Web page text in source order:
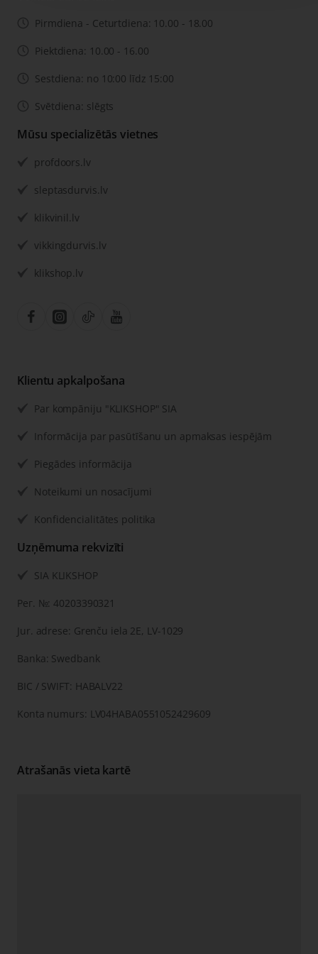
Pirmdiena - Ceturtdiena: 10.00 - 18.00
Piektdiena: 10.00 - 16.00
Sestdiena: no 10:00 līdz 15:00
Svētdiena: slēgts
Mūsu specializētās vietnes
profdoors.lv
sleptasdurvis.lv
klikvinil.lv
vikkingdurvis.lv
klikshop.lv
Klientu apkalpošana
Par kompāniju "KLIKSHOP" SIA
Informācija par pasūtīšanu un apmaksas iespējām
Piegādes informācija
Noteikumi un nosacījumi
Konfidencialitātes politika
Uzņēmuma rekvizīti
SIA KLIKSHOP
Рег. №: 40203390321
Jur. adrese: Grenču iela 2E, LV-1029
Banka: Swedbank
BIC / SWIFT: HABALV22
Konta numurs: LV04HABA0551052429609
Atrašanās vieta kartē